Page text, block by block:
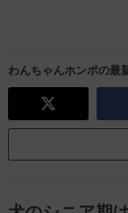
わんちゃんホンポの最